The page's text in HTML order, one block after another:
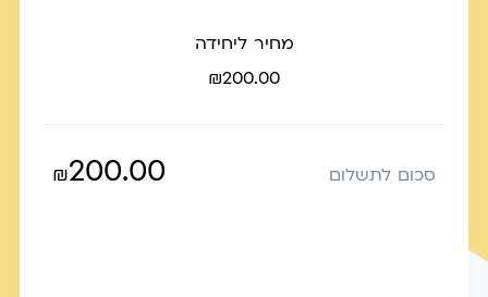
מחיר ליחידה
₪200.00
סכום לתשלום ₪200.00